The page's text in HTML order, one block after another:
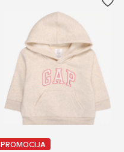
PROMOCIJA